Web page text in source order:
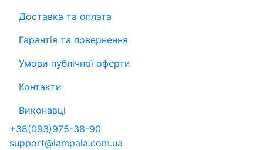
Доставка та оплата
Гарантія та повернення
Умови публічної оферти
Контакти
Виконавці
+38(093)975-38-90
support@lampala.com.ua